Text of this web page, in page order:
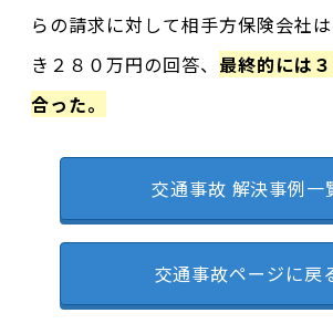
らの請求に対して相手方保険会社
き２８０万円の回答、 最終的には
合った。
交通事故 解決事例一
交通事故ページに戻